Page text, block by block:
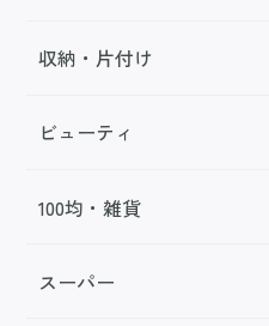
収納・片付け
ビューティ
100均・雑貨
スーパー